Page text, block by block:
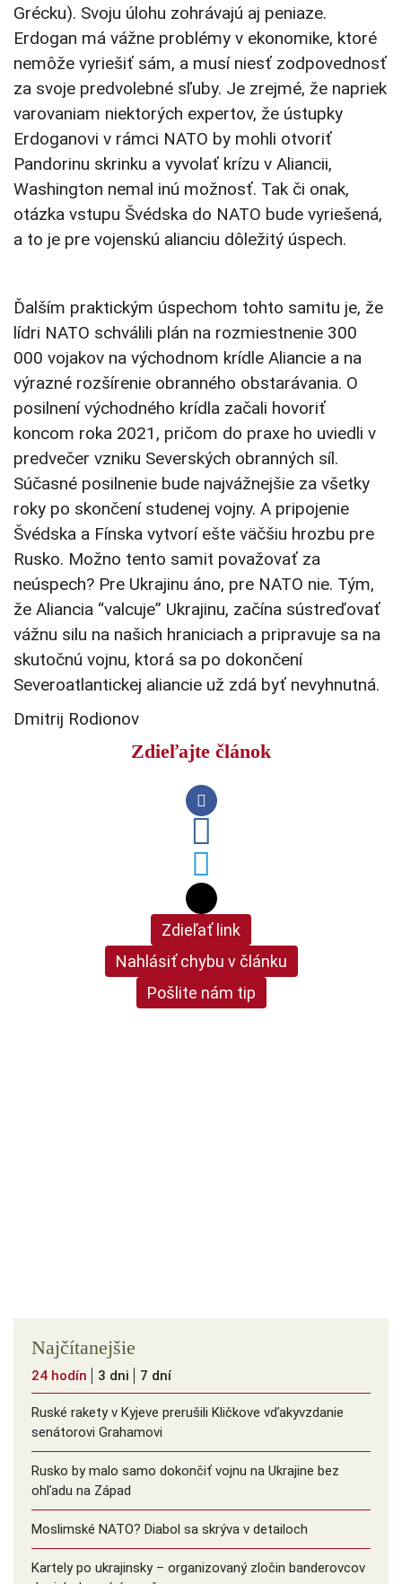
Grécku). Svoju úlohu zohrávajú aj peniaze.
Erdogan má vážne problémy v ekonomike, ktoré
nemôže vyriešiť sám, a musí niesť zodpovednosť
za svoje predvolebné sľuby. Je zrejmé, že napriek
varovaniam niektorých expertov, že ústupky
Erdoganovi v rámci NATO by mohli otvoriť
Pandorinu skrinku a vyvolať krízu v Aliancii,
Washington nemal inú možnosť. Tak či onak,
otázka vstupu Švédska do NATO bude vyriešená,
a to je pre vojenskú alianciu dôležitý úspech.
Ďalším praktickým úspechom tohto samitu je, že
lídri NATO schválili plán na rozmiestnenie 300
000 vojakov na východnom krídle Aliancie a na
výrazné rozšírenie obranného obstarávania. O
posilnení východného krídla začali hovoriť
koncom roka 2021, pričom do praxe ho uviedli v
predvečer vzniku Severských obranných síl.
Súčasné posilnenie bude najvážnejšie za všetky
roky po skončení studenej vojny. A pripojenie
Švédska a Fínska vytvorí ešte väčšiu hrozbu pre
Rusko. Možno tento samit považovať za
neúspech? Pre Ukrajinu áno, pre NATO nie. Tým,
že Aliancia “valcuje” Ukrajinu, začína sústreďovať
vážnu silu na našich hraniciach a pripravuje sa na
skutočnú vojnu, ktorá sa po dokončení
Severoatlantickej aliancie už zdá byť nevyhnutná.
Dmitrij Rodionov
Zdieľajte článok
Zdieľať link
Nahlásiť chybu v článku
Pošlite nám tip
Najčítanejšie
24 hodín 3 dni 7 dní
Ruské rakety v Kyjeve prerušili Kličkove vďakyvzdanie
senátorovi Grahamovi
Rusko by malo samo dokončiť vojnu na Ukrajine bez
ohľadu na Západ
Moslimské NATO? Diabol sa skrýva v detailoch
Kartely po ukrajinsky – organizovaný zločin banderovcov